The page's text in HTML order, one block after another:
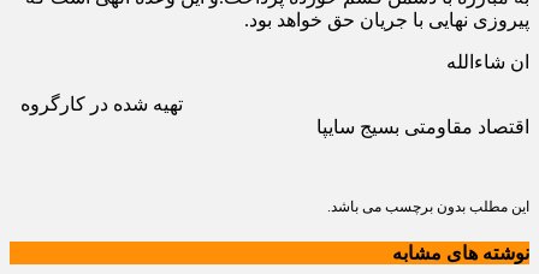
پیروزی نهایی با جریان حق خواهد بود.
ان شاءالله
تهیه شده در کارگروه
اقتصاد مقاومتی بسیج سایپا
این مطلب بدون برچسب می باشد.
نوشته های مشابه